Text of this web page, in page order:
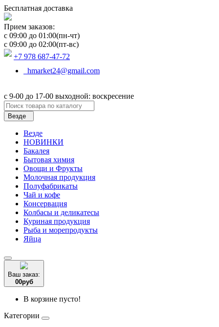
Бесплатная доставка
Прием заказов:
c 09:00 до 01:00(пн-чт)
c 09:00 до 02:00(пт-вс)
+7 978 687-47-72
hmarket24@gmail.com
с 9-00 до 17-00 выходной: воскресение
Везде
Везде
НОВИНКИ
Бакалея
Бытовая химия
Овощи и Фрукты
Молочная продукция
Полуфабрикаты
Чай и кофе
Консервация
Колбасы и деликатесы
Куриная продукция
Рыба и морепродукты
Яйца
Ваш заказ:
00руб
В корзине пусто!
Категории